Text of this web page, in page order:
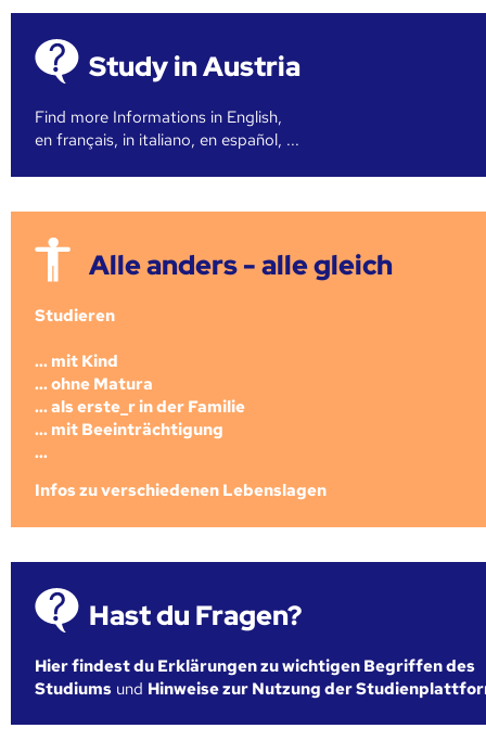
Study in Austria
Find more Informations in English,
en français, in italiano, en español, ...
Alle anders - alle gleich
Studieren
... mit Kind
... ohne Matura
... als erste_r in der Familie
... mit Beeinträchtigung
...
Infos zu verschiedenen Lebenslagen
Hast du Fragen?
Hier findest du Erklärungen zu wichtigen Begriffen des
Studiums und Hinweise zur Nutzung der